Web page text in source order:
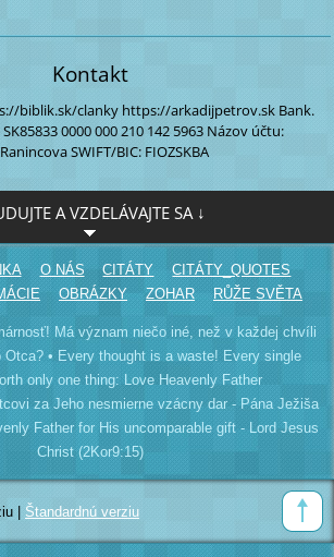
Kontakt
biblik.sk/clankyhttps://arkadijpetrov.skBank.
SK85833 0000000 210 142 5963Názov účtu:
SWIFT/BIC: FIOZSKBA
A VZDELÁVAJTE SA ↓
O NÁS CITÁTY
CITÁTY_QUOTES
OBRÁZKY ZOHAR RŮŽE SVĚTA
Má význam niečo iné, než v každej chvíli
Otca? • Every thought is a waste! Every single
only one thing: Love Heavenly Father
za Jeho nesmierne vzácny dar - Pána Ježiša
Father for His uncomparable gift - Lord Jesus
Christ (2Kor9:15)
| Štandardnú verziu